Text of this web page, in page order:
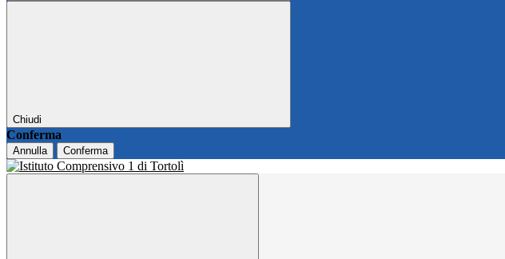
Chiudi
Conferma
Annulla Conferma